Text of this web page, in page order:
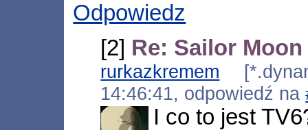
Odpowiedz
[2] Re: Sailor Moon
rurkazkremem
14:46:41, odpowiedź na
I co to jest